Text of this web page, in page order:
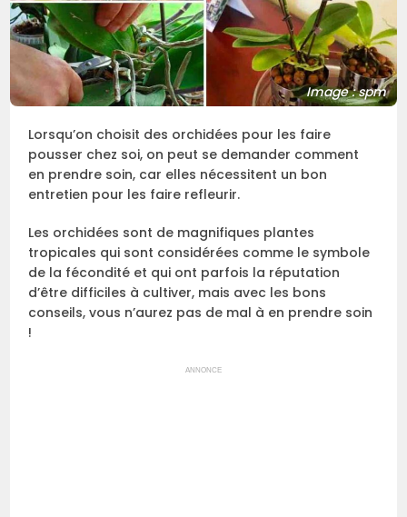
Image : spm
Lorsqu’on choisit des orchidées pour les faire
pousser chez soi, on peut se demander comment
en prendre soin, car elles nécessitent un bon
entretien pour les faire refleurir.
Les orchidées sont de magnifiques plantes
tropicales qui sont considérées comme le symbole
de la fécondité et qui ont parfois la réputation
d’être difficiles à cultiver, mais avec les bons
conseils, vous n’aurez pas de mal à en prendre soin
!
ANNONCE